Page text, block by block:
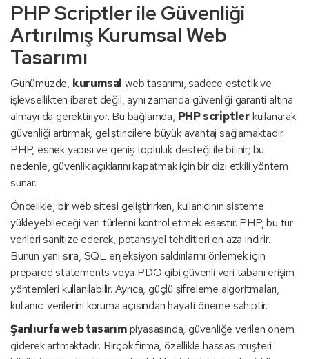
PHP Scriptler ile Güvenliği
Artırılmış Kurumsal Web
Tasarımı
Günümüzde, kurumsal web tasarımı, sadece estetik ve
işlevsellikten ibaret değil, aynı zamanda güvenliği garanti altına
almayı da gerektiriyor. Bu bağlamda, PHP scriptlerkullanarak
güvenliği artırmak, geliştiricilere büyük avantaj sağlamaktadır.
PHP, esnek yapısı ve geniş topluluk desteği ile bilinir; bu
nedenle, güvenlik açıklarını kapatmak için bir dizi etkili yöntem
sunar.
Öncelikle, bir web sitesi geliştirirken, kullanıcının sisteme
yükleyebileceği veri türlerini kontrol etmek esastır. PHP, bu tür
verileri sanitize ederek, potansiyel tehditleri en aza indirir.
Bunun yanı sıra, SQL enjeksiyon saldırılarını önlemek için
prepared statements veya PDO gibi güvenli veri tabanı erişim
yöntemleri kullanılabilir. Ayrıca, güçlü şifreleme algoritmaları,
kullanıcı verilerini koruma açısından hayati öneme sahiptir.
Şanlıurfa web tasarımpiyasasında, güvenliğe verilen önem
giderek artmaktadır. Birçok firma, özellikle hassas müşteri